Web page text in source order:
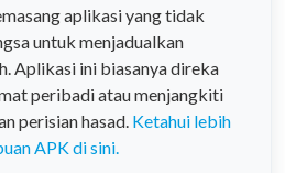
aplikasi yang tidak
untuk menjadualkan
Aplikasi ini biasanya direka
peribadi atau menjangkiti
perisian hasad. Ketahui lebih
APK di sini.